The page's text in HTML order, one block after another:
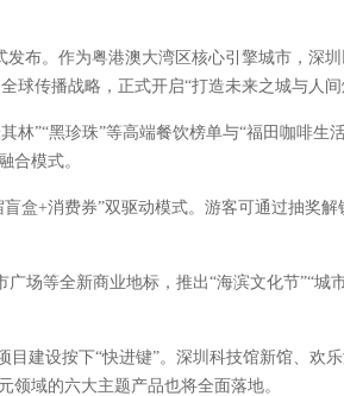
布。作为粤港澳大湾区核心引擎城市，深
球传播战略，正式开启“打造未来之城与人
”“黑珍珠”等高端餐饮榜单与“福田咖啡生
合模式。
+消费券”双驱动模式。游客可通过抽奖解
等全新商业地标，推出“海滨文化节”“城
建设按下“快进键”。深圳科技馆新馆、欢
域的六大主题产品也将全面落地。